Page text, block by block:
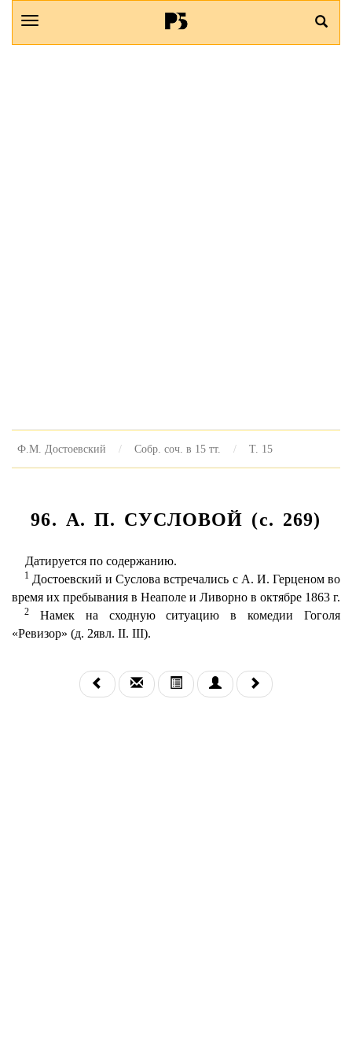
Ф.М. Достоевский Собр. соч. в 15 тт. Т. 15
96. А. П. СУСЛОВОЙ (с. 269)
Датируется по содержанию.
1 Достоевский и Суслова встречались с А. И. Герценом во
время их пребывания в Неаполе и Ливорно в октябре 1863 г.
2
Намек на сходную ситуацию в комедии Гоголя
«Ревизор» (д. 2явл. II. III).